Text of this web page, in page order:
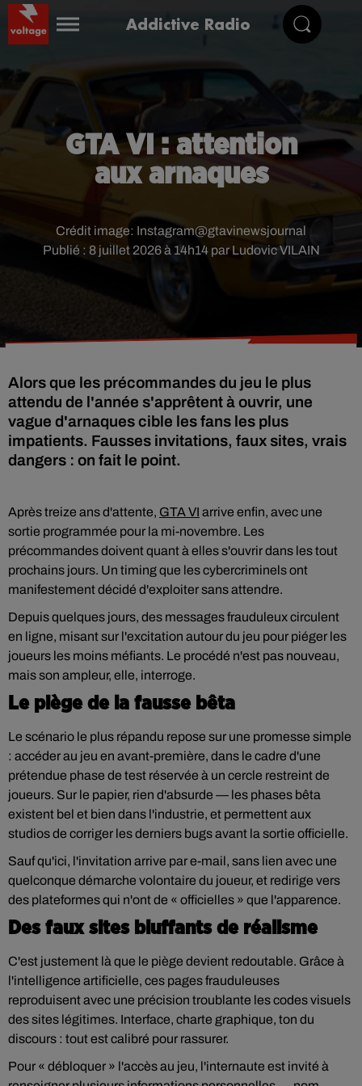
Addictive Radio
GTA VI : attention
aux arnaques
Publié : 8 juillet 2026 à 14h14 par Ludovic VILAIN
Crédit image: Instagram@gtavinewsjournal
Alors que les précommandes du jeu le plus
attendu de l'année s'apprêtent à ouvrir, une
vague d'arnaques cible les fans les plus
impatients. Fausses invitations, faux sites, vrais
dangers : on fait le point.
Après treize ans d'attente, GTA VI arrive enfin, avec une
sortie programmée pour la mi-novembre. Les
précommandes doivent quant à elles s'ouvrir dans les tout
prochains jours. Un timing que les cybercriminels ont
manifestement décidé d'exploiter sans attendre.
Depuis quelques jours, des messages frauduleux circulent
en ligne, misant sur l'excitation autour du jeu pour piéger les
joueurs les moins méfiants. Le procédé n'est pas nouveau,
mais son ampleur, elle, interroge.
Le piège de la fausse bêta
Le scénario le plus répandu repose sur une promesse simple
: accéder au jeu en avant-première, dans le cadre d'une
prétendue phase de test réservée à un cercle restreint de
joueurs. Sur le papier, rien d'absurde — les phases bêta
existent bel et bien dans l'industrie, et permettent aux
studios de corriger les derniers bugs avant la sortie officielle.
Sauf qu'ici, l'invitation arrive par e-mail, sans lien avec une
quelconque démarche volontaire du joueur, et redirige vers
des plateformes qui n'ont de « officielles » que l'apparence.
Des faux sites bluffants de réalisme
C'est justement là que le piège devient redoutable. Grâce à
l'intelligence artificielle, ces pages frauduleuses
reproduisent avec une précision troublante les codes visuels
des sites légitimes. Interface, charte graphique, ton du
discours : tout est calibré pour rassurer.
Pour « débloquer » l'accès au jeu, l'internaute est invité à